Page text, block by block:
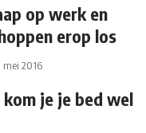
op werk en
erop los
mei 2016
kom je je bed wel